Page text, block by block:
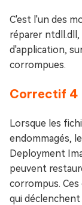
C'est l'un des
réparer
d'application,
corrompues.
Correctif 4
Lorsque les
endommagés,
Deployment
peuvent
corrompus.
qui